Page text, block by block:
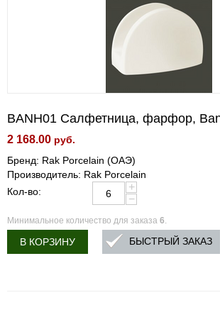
BANH01 Салфетница, фарфор,
2 168.00 руб.
Бренд: Rak Porcelain (ОАЭ)
Производитель: Rak Porcelain
Кол-во:
+
−
Минимальное количество для заказа 6.
В КОРЗИНУ БЫСТРЫЙ ЗАКАЗ